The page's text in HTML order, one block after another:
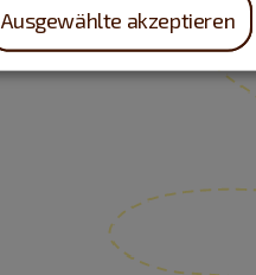
Ausgewählte akzeptieren